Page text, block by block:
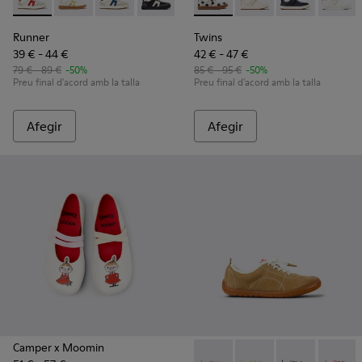
Runner - K800653-008 - Sabatilles multicolor de pell i
Runner - K800653-014 - Sabatilles esportives de
Runner - K800653-010 - Sabatilles
Runner - K800653-006
Runner - K800653-003
Runner - K800653-002
Runner
39 € - 44 €
79 € - 89 € -50%
Preu final d'acord amb la talla
Afegir
Twins - K800247-031 -
Twins - K800247-
Twins -Twins
Twins
42 € - 47 €
85 € - 95 € -50%
Preu final d'acord amb la talla
Afegir
Camper x Moomin